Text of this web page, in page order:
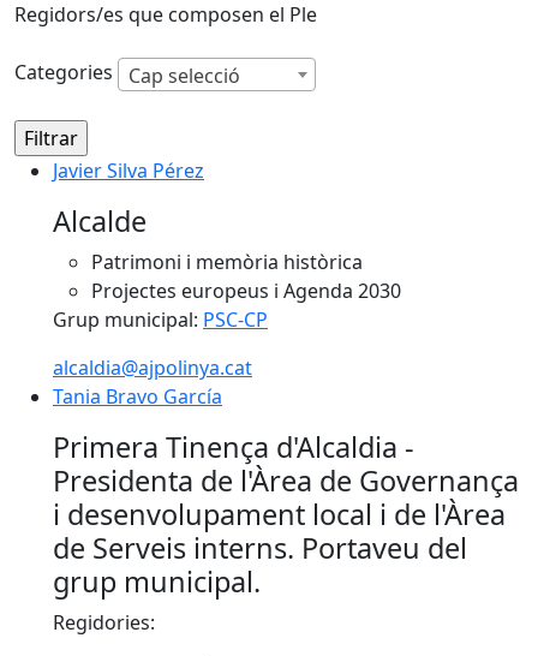
Regidors/es que composen el Ple
Categories Cap selecció
Javier Silva Pérez
Javier Silva Pérez
Alcalde
Patrimoni i memòria històrica
Projectes europeus i Agenda 2030
Grup municipal: PSC-CP
alcaldia@ajpolinya.cat
Tania Bravo García
Tania Bravo García
Primera Tinença d'Alcaldia -
Presidenta de l'Àrea de Governança
i desenvolupament local i de l'Àrea
de Serveis interns. Portaveu del
grup municipal.
Regidories: